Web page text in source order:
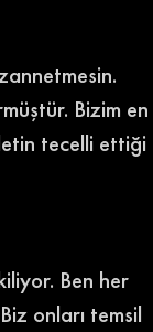
Bizim en
tecelli ettiği
Ben her
onları temsil